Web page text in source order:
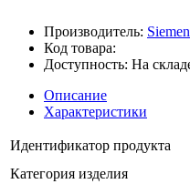
Производитель:
Код товара:
Доступность: На
Описание
Характеристики
Идентификатор продукта
Категория изделия